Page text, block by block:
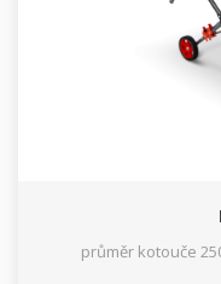
průměr kotouče